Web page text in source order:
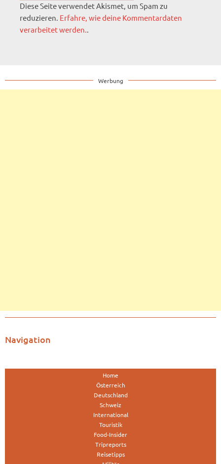
Diese Seite verwendet Akismet, um Spam zu
reduzieren. Erfahre, wie deine Kommentardaten
verarbeitet werden..
Werbung
Navigation
Home
Österreich
Deutschland
Schweiz
International
Touristik
Food-Insider
Tripreports
Reisetipps